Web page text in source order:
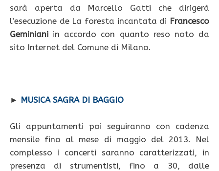
sarà aperta da Marcello Gatti che dirigerà
l’esecuzione de La foresta incantata di Francesco
Geminiani in accordo con quanto reso noto da
sito Internet del Comune di Milano.
► MUSICA SAGRA DI BAGGIO
Gli appuntamenti poi seguiranno con cadenza
mensile fino al mese di maggio del 2013. Nel
complesso i concerti saranno caratterizzati, in
presenza di strumentisti, fino a 30, dalle